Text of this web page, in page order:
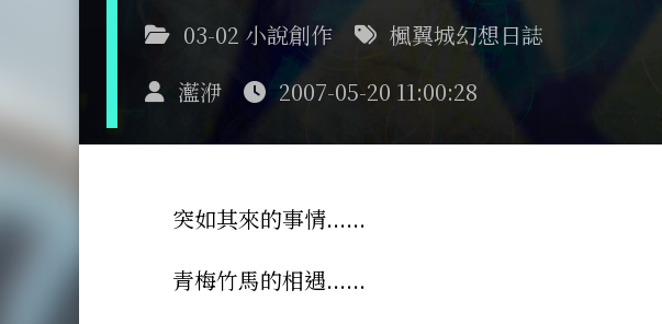
03-02 小說創作
楓翼城幻想日誌
灆洢
2007-05-20 11:00:28
突如其來的事情......
青梅竹馬的相遇......